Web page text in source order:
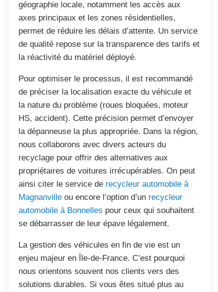
géographie locale, notamment les accès aux
axes principaux et les zones résidentielles,
permet de réduire les délais d’attente. Un service
de qualité repose sur la transparence des tarifs et
la réactivité du matériel déployé.
Pour optimiser le processus, il est recommandé
de préciser la localisation exacte du véhicule et
la nature du problème (roues bloquées, moteur
HS, accident). Cette précision permet d’envoyer
la dépanneuse la plus appropriée. Dans la région,
nous collaborons avec divers acteurs du
recyclage pour offrir des alternatives aux
propriétaires de voitures irrécupérables. On peut
ainsi citer le service de recycleur automobile à
Magnanville ou encore l’option d’un recycleur
automobile à Bonnelles pour ceux qui souhaitent
se débarrasser de leur épave légalement.
La gestion des véhicules en fin de vie est un
enjeu majeur en Île-de-France. C’est pourquoi
nous orientons souvent nos clients vers des
solutions durables. Si vous êtes situé plus au